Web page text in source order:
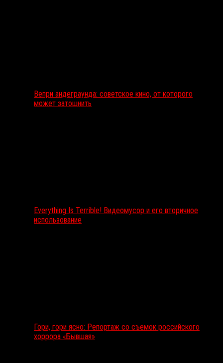
Вепри андеграунда: советское кино, от которого
может затошнить
Everything Is Terrible! Видеомусор и его вторичное
использование
Гори, гори ясно: Репортаж со съемок российского
хоррора «Бывшая»